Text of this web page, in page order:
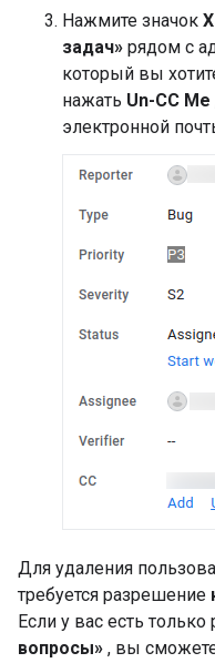
Нажмите значок X
задач» рядом с
который вы
нажать Un-CC Me
электронной
Для удаления
требуется разрешение
Если у вас есть
вопросы» , вы сможете